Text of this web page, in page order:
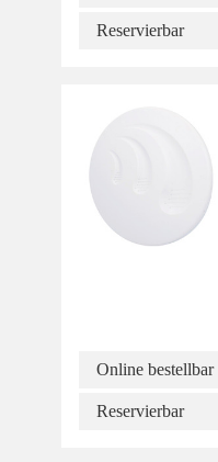
Reservierbar
Online bestellbar
Reservierbar